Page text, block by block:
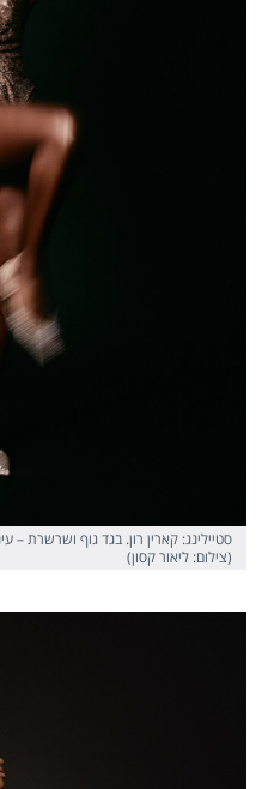
סטיילינג: קארין רון. בגד גוף ושרשרת –
(צילום: ליאור קסון)